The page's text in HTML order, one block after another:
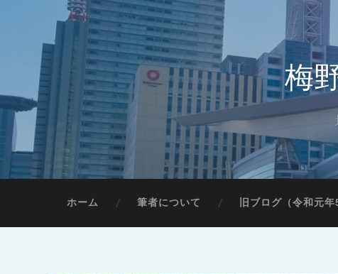
梅
ホーム 筆者について 旧ブログ（令和元年